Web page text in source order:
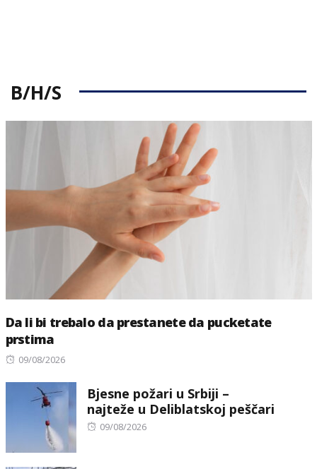
B/H/S
Da li bi trebalo da prestanete da pucketate
prstima
Posted
09/08/2026
Bjesne požari u Srbiji –
najteže u Deliblatskoj peščari
Posted
09/08/2026